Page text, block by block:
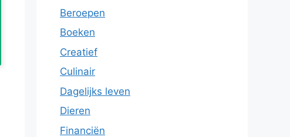
Beroepen
Boeken
Creatief
Culinair
Dagelijks leven
Dieren
Financiën